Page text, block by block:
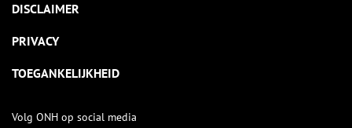
DISCLAIMER
PRIVACY
TOEGANKELIJKHEID
Volg ONH op social media